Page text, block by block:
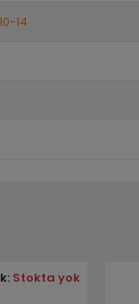
14
Stokta yok